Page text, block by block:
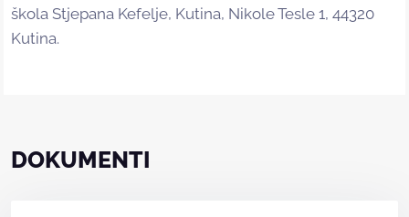
škola Stjepana Kefelje, Kutina, Nikole Tesle 1, 44320
Kutina.
DOKUMENTI